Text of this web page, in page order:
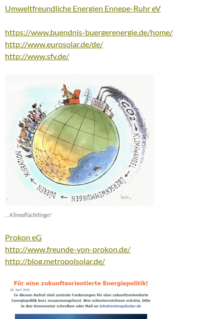
Umweltfreundliche Energien Ennepe-Ruhr eV
https://www.buendnis-buergerenergie.de/home/
http://www.eurosolar.de/de/
http://www.sfv.de/
…Klimaflüchtlinge!
Prokon eG
http://www.freunde-von-prokon.de/
http://blog.metropolsolar.de/